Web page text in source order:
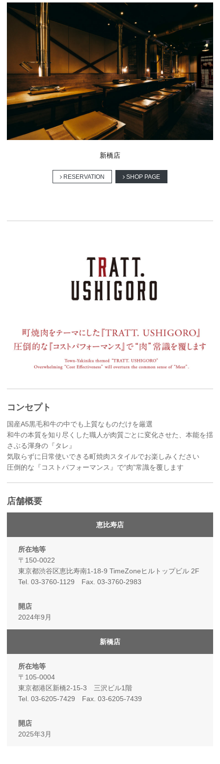
新橋店
RESERVATION SHOP PAGE
コンセプト
国産A5黒毛和牛の中でも上質なものだけを厳選
和牛の本質を知り尽くした職人が肉質ごとに変化させた、本能を揺
さぶる渾身の『タレ』
気取らずに日常使いできる町焼肉スタイルでお楽しみください
圧倒的な『コストパフォーマンス』で“肉”常識を覆します
店舗概要
恵比寿店
〒150-0022
東京都渋谷区恵比寿南1-18-9 TimeZoneヒルトップビル 2F
Tel. 03-3760-1129 Fax. 03-3760-2983
2024年9月
新橋店
〒105-0004
東京都港区新橋2-15-3 三沢ビル1階
Tel. 03-6205-7429 Fax. 03-6205-7439
2025年3月